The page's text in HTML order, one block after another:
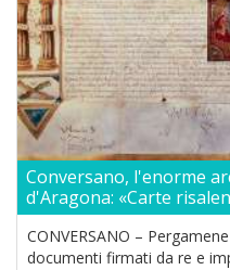
Conversano, l'enorme
d'Aragona: «Carte
CONVERSANO –
documenti firmati da re e